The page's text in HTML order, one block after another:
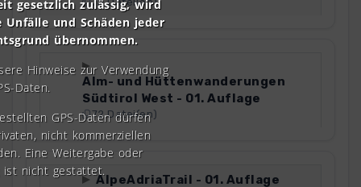
Alm- und Hüttenwanderungen
Südtirol West - 01. Auflage
72 Datei(en)
AlpeAdriaTrail - 01. Auflage
gesetzlich zulässig, wird
und Schäden jeder
übernommen.
Hinweise zur Verwendung
Daten.
GPS-Daten dürfen
nicht kommerziellen
Eine Weitergabe oder
ist nicht gestattet.